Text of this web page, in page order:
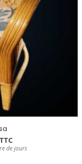
TTC
de jours